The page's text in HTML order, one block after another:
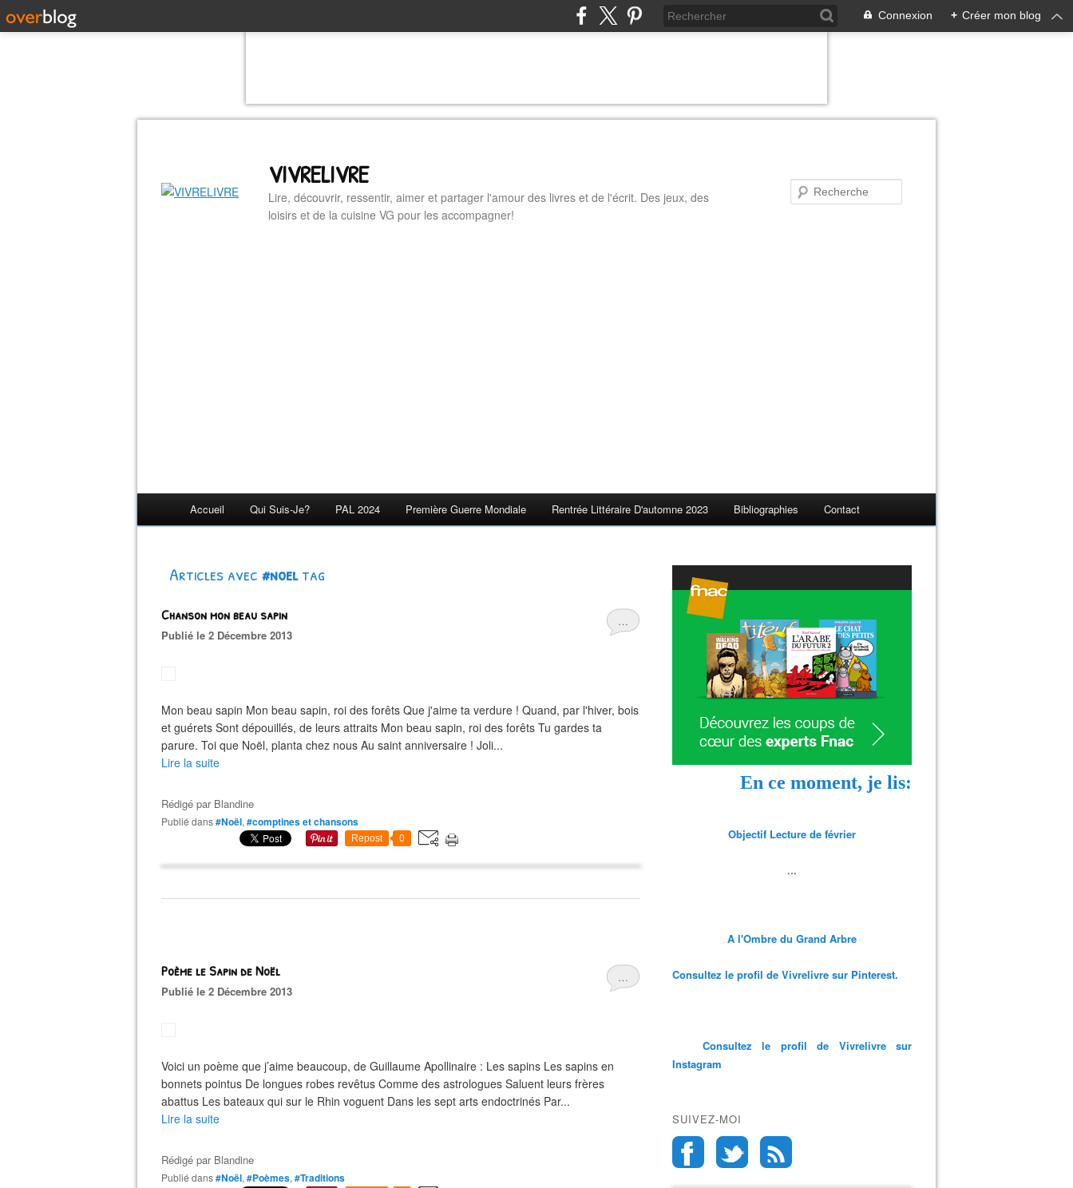
Connexion + Créer mon blog
VIVRELIVRE
Lire, découvrir, ressentir, aimer et partager l'amour des livres et de l'écrit. Des jeux, des
loisirs et de la cuisine VG pour les accompagner!
Accueil Qui Suis-Je? PAL 2024 Première Guerre Mondiale Rentrée Littéraire D'automne 2023 Bibliographies Contact
Articles avec #noeltag
…
Chanson mon beau sapin
Publié le 2 Décembre 2013
Mon beau sapin Mon beau sapin, roi des forêts Que j'aime ta verdure ! Quand, par l'hiver, bois
et guérets Sont dépouillés, de leurs attraits Mon beau sapin, roi des forêts Tu gardes ta
parure. Toi que Noël, planta chez nous Au saint anniversaire ! Joli...
Lire la suite
Rédigé par Blandine
Publié dans#Noël, #comptines et chansons
Repost 0
…
Poème le Sapin de Noël
Publié le 2 Décembre 2013
Voici un poème que j’aime beaucoup, de Guillaume Apollinaire : Les sapins Les sapins en
bonnets pointus De longues robes revêtus Comme des astrologues Saluent leurs frères
abattus Les bateaux qui sur le Rhin voguent Dans les sept arts endoctrinés Par...
Lire la suite
Rédigé par Blandine
Publié dans#Noël, #Poèmes, #Traditions
En ce moment, je lis:
Objectif Lecture de février
...
A l'Ombre du Grand Arbre
Consultez le profil de Vivrelivre sur Pinterest.
Consultez le profil de Vivrelivre sur
Instagram
SUIVEZ-MOI